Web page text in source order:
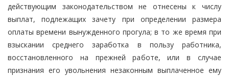
действующим законодательством не отнесены к числу
выплат, подлежащих зачету при определении размера
оплаты времени вынужденного прогула; в то же время при
взыскании среднего заработка в пользу работника,
восстановленного на прежней работе, или в случае
признания его увольнения незаконным выплаченное ему